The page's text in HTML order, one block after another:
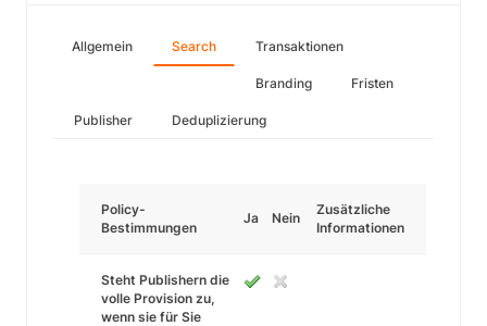
Allgemein Search Transaktionen
Branding Fristen
Publisher Deduplizierung
Policy-
Bestimmungen
Ja Nein
Zusätzliche
Informationen
Steht Publishern die
volle Provision zu,
wenn sie für Sie